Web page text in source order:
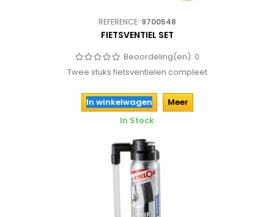
REFERENCE: 9700548
FIETSVENTIEL SET
Beoordeling(en): 0
Twee stuks fietsventielen compleet
In winkelwagen
Meer
In Stock